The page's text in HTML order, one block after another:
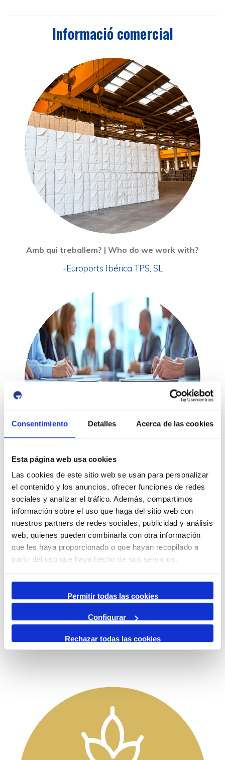
Consentimiento Detalles Acerca de las cookies
Esta página web usa cookies
Las cookies de este sitio web se usan para personalizar
el contenido y los anuncios, ofrecer funciones de redes
sociales y analizar el tráfico. Además, compartimos
información sobre el uso que haga del sitio web con
nuestros partners de redes sociales, publicidad y análisis
web, quienes pueden combinarla con otra información
que les haya proporcionado o que hayan recopilado a
partir del uso que haya hecho de sus servicios.
Permitir todas las cookies
Configurar
Rechazar todas las cookies
Informació comercial
Amb qui treballem? | Who do we work with?
-Euroports Ibérica TPS, SL
Commercial and Business Development Office
Leticia Morales | Pau Morales
generalcargo@porttarragona.cat | intermodal@porttarragona.cat
+34 977 259 400 | Ext. 1339